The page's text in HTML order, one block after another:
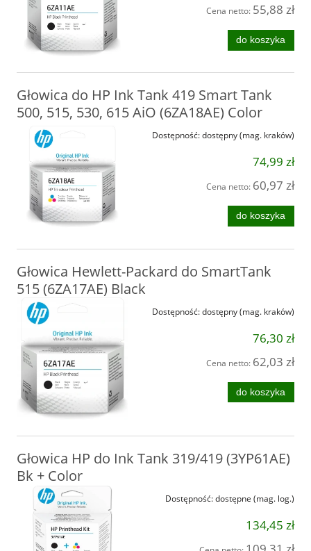
Cena netto: 55,88 zł
do koszyka
Głowica do HP Ink Tank 419 Smart Tank
500, 515, 530, 615 AiO (6ZA18AE) Color
Dostępność:dostępny (mag. kraków)
74,99 zł
Cena netto: 60,97 zł
do koszyka
Głowica Hewlett-Packard do SmartTank
515 (6ZA17AE) Black
Dostępność:dostępny (mag. kraków)
76,30 zł
Cena netto: 62,03 zł
do koszyka
Głowica HP do Ink Tank 319/419 (3YP61AE)
Bk + Color
Dostępność:dostępne (mag. log.)
134,45 zł